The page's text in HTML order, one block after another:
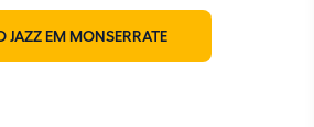
JAZZ EM MONSERRATE